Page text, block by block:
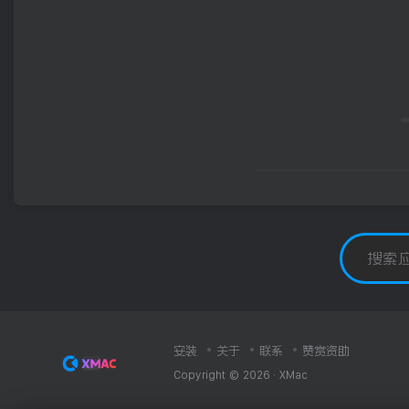
安装 关于 联系 赞赏资助
Copyright © 2026 · XMac